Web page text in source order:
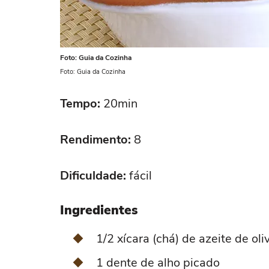
Foto: Guia da Cozinha
Foto: Guia da Cozinha
Tempo: 20min
Rendimento: 8
Dificuldade: fácil
Ingredientes
1/2 xícara (chá) de azeite de
1 dente de alho picado